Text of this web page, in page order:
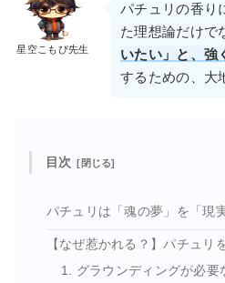
星空こもぴ先生
パチュリの香り
た理想論だけで
いたい」と、強
するための、大
目次
パチュリは「魂の夢」を「現
【なぜ惹かれる？】パチュ
1. グラウンディングが必要